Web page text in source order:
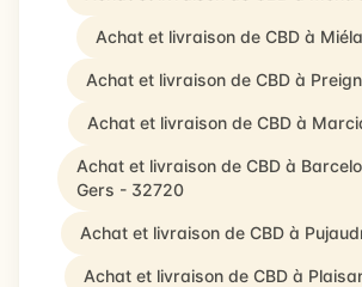
Achat et livraison de CBD à
Achat et livraison de CBD à
Achat et livraison de CBD à
Achat et livraison de CBD à
Gers - 32720
Achat et livraison de CBD à
Achat et livraison de CBD à